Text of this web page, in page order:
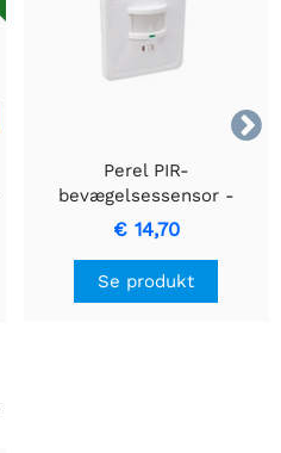

Perel PIR-
bevægelsessensor -
Indbygget med
bevægelsesregistrering &
Indbygget design
€ 14,70
Se produkt